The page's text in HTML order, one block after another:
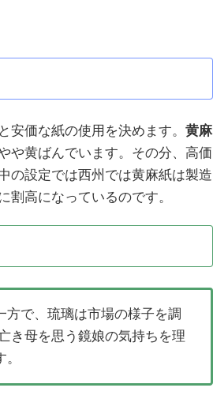
価な紙の使用を決めます。 黄麻
や黄ばんでいます。その分、高価
の設定では西州では黄麻紙は製造
高になっているのです。
で、琉璃は市場の様子を調
き母を思う鏡娘の気持ちを理